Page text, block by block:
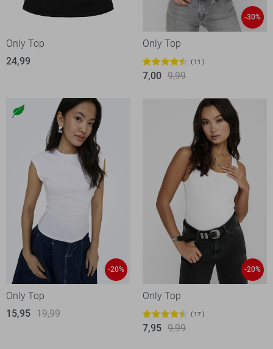
Only Top
24,99
-30%
Only Top
11
7,00 9,99
-20%
Only Top
15,95 19,99
-20%
Only Top
17
7,95 9,99